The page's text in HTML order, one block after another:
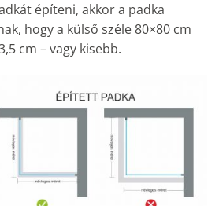
építeni, akkor a padka
hogy a külső széle 80×80 cm
cm – vagy kisebb.